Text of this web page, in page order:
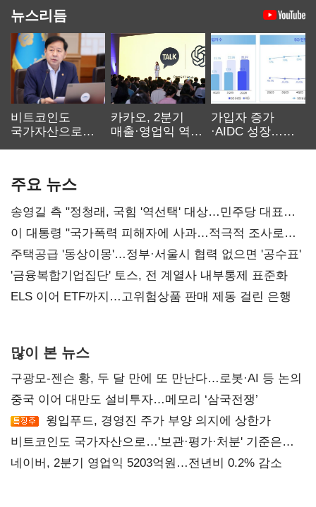
뉴스리듬
비트코인도
국가자산으로…'
카카오, 2분기
매출·영업익 역대
가입자 증가
·AIDC 성장…
주요 뉴스
송영길 측 "정청래, 국힘 '역선택' 대상…민주당 대표로
총선 지휘 못해"
이 대통령 "국가폭력 피해자에 사과…적극적 조사로
진실 밝혀야"
주택공급 '동상이몽'…정부·서울시 협력 없으면 '공수표'
'금융복합기업집단' 토스, 전 계열사 내부통제 표준화
ELS 이어 ETF까지…고위험상품 판매 제동 걸린 은행
많이 본 뉴스
구광모-젠슨 황, 두 달 만에 또 만난다…로봇·AI 등 논의
중국 이어 대만도 설비투자…메모리 ‘삼국전쟁’
윙입푸드, 경영진 주가 부양 의지에 상한가
비트코인도 국가자산으로…'보관·평가·처분' 기준은
숙제
네이버, 2분기 영업익 5203억원…전년비 0.2% 감소